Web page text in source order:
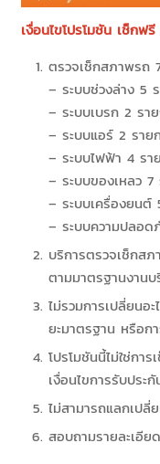
เงื่อนไขโปรโมชัน เช็ก
ตรวจเช็กสภาพรถ
– ระบบช่วงล่าง 5
– ระบบเบรก 2 รา
– ระบบแอร์ 2 ราย
– ระบบไฟฟ้า 4 รา
– ระบบของเหลว 7
– ระบบเครื่องยนต์
– ระบบความปลอ
บริการตรวจเช็กส
ตามมาตรฐานงาน
ไม่รวมการเปลี่ยนอ
ยะมาตรฐาน หรือก
โปรโมชันนี้ไม่ใช่ก
เงื่อนไขการรับปร
ไม่สามารถแลกเป
สอบถามรายละเอีย